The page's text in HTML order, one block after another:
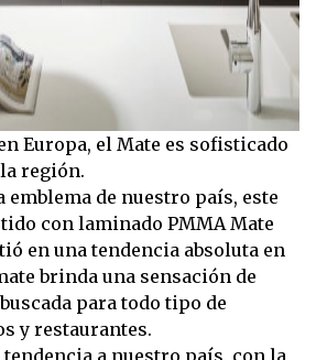
Europa, el Mate es sofisticado
región.
emblema de nuestro país, este
con laminado PMMA Mate
en una tendencia absoluta en
brinda una sensación de
para todo tipo de
y restaurantes.
tendencia a nuestro país, con la